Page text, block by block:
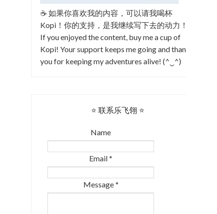
☕ 如果你喜欢我的内容，可以请我喝杯
Kopi！你的支持，是我继续写下去的动力！
If you enjoyed the content, buy me a cup of
Kopi! Your support keeps me going and thank
you for keeping my adventures alive! (^‿^)
⭐ 联系乐飞翎 ⭐
Name
Email *
Message *